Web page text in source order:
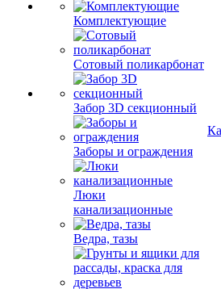
Комплектующие
Сотовый поликарбонат
Забор 3D секционный
Заборы и ограждения
Люки
канализационные
Ведра, тазы